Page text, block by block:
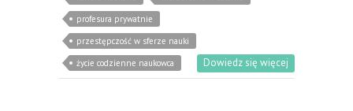
profesura prywatnie
przestępczość w sferze nauki
życie codzienne naukowca
Dowiedz się więcej